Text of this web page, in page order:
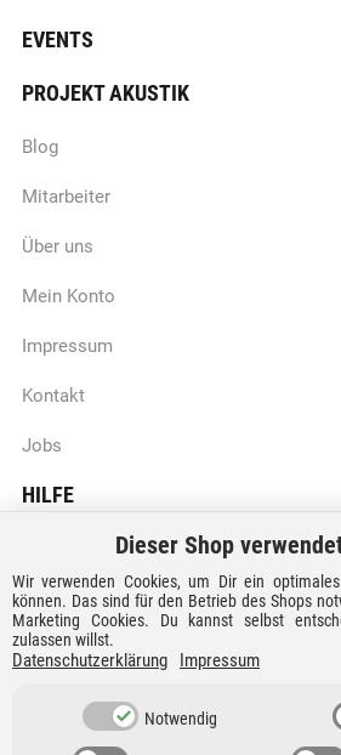
EVENTS
PROJEKT AKUSTIK
Blog
Mitarbeiter
Über uns
Mein Konto
Impressum
Kontakt
Jobs
HILFE
Batteriegesetzhinweise
Vertrag widerrufen
Versandkosten und Lieferzeiten
Zahlungsarten
Dieser Shop
Wir verwenden Cookies, um Dir ein
können. Das sind für den Betrieb des Shops
Marketing Cookies. Du kannst selbst
zulassen willst.
Datenschutzerklärung Impressum
Notwendig